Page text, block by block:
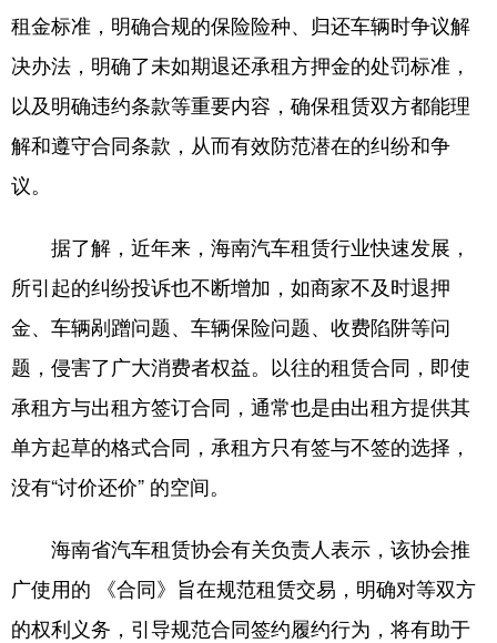
租金标准，明确合规的保险险种、归还车辆时争议解
决办法，明确了未如期退还承租方押金的处罚标准，
以及明确违约条款等重要内容，确保租赁双方都能理
解和遵守合同条款，从而有效防范潜在的纠纷和争
议。
据了解，近年来，海南汽车租赁行业快速发展，
所引起的纠纷投诉也不断增加，如商家不及时退押
金、车辆剐蹭问题、车辆保险问题、收费陷阱等问
题，侵害了广大消费者权益。以往的租赁合同，即使
承租方与出租方签订合同，通常也是由出租方提供其
单方起草的格式合同，承租方只有签与不签的选择，
没有“讨价还价” 的空间。
海南省汽车租赁协会有关负责人表示，该协会推
广使用的 《合同》旨在规范租赁交易，明确对等双方
的权利义务，引导规范合同签约履约行为，将有助于